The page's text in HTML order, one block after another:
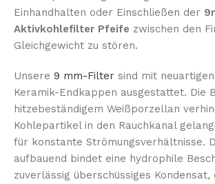
Einhandhalten oder Einschließen der
Aktivkohlefilter Pfeife zwischen den
Gleichgewicht zu stören.
Unsere 9 mm-Filter sind mit
Keramik-Endkappen ausgestattet. Die
hitzebeständigem Weißporzellan
Kohlepartikel in den Rauchkanal
für konstante Strömungsverhältnisse.
aufbauend bindet eine hydrophile
zuverlässig überschüssiges Kondensat,